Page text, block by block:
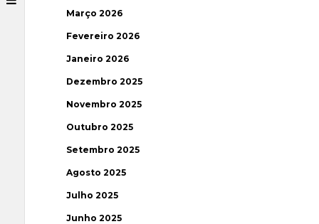
Março 2026
Fevereiro 2026
Janeiro 2026
Dezembro 2025
Novembro 2025
Outubro 2025
Setembro 2025
Agosto 2025
Julho 2025
Junho 2025